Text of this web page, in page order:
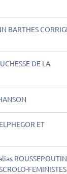
BARTHES
DE LA
ET
FEMINISTES